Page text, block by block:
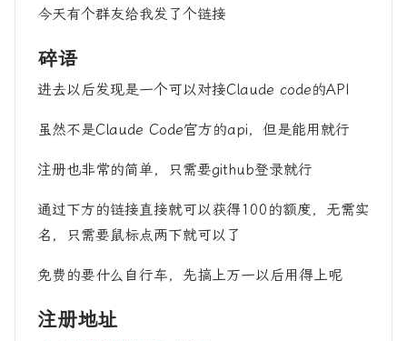
今天有个群友给我发了个链接
碎语
进去以后发现是一个可以对接Claude code的API
虽然不是Claude Code官方的api，但是能用就行
注册也非常的简单，只需要github登录就行
通过下方的链接直接就可以获得100的额度，无需实
名，只需要鼠标点两下就可以了
免费的要什么自行车，先搞上万一以后用得上呢
注册地址